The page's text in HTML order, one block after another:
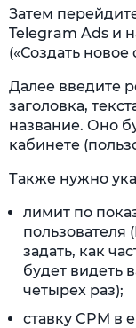
Затем
Telegram Ads и
(«Создать новое
Далее введите
заголовка,
название. Оно
кабинете
Также нужно
лимит по
задать, как
будет видеть
четырех раз);
ставку CPM в